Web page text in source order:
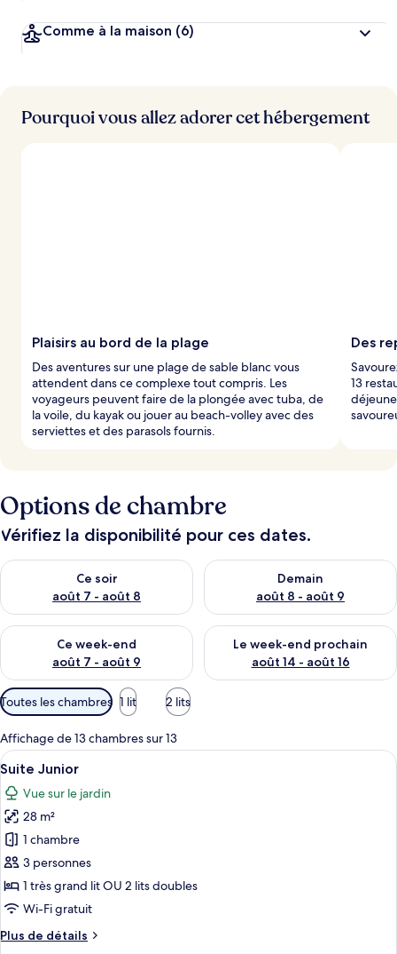
Comme à la maison (6)
Pourquoi vous allez adorer cet hébergement
Plaisirs au bord de la plage
Des aventures sur une plage de sable blanc vous
attendent dans ce complexe tout compris. Les
voyageurs peuvent faire de la plongée avec tuba, de
la voile, du kayak ou jouer au beach-volley avec des
serviettes et des parasols fournis.
Des
13
Options de chambre
Vérifiez la disponibilité pour ces dates.
Ce soir
août 7 - août 8
Vérifier la disponibilité pour ce soir août 7 - août 8
Demain
août 8 - août 9
Vérifier la disponibilité pour
Ce week-end
août 7 - août 9
Vérifier la disponibilité pour ce week-end août 7 - août 9
Le week-end prochain
août 14 - août 16
Vérifier la disponibilité pour
Filtres
disponibles
pour
les
chambres
Toutes les chambres 1 lit 2 lits
Affichage de 13 chambres sur 13
Afficher
toutes
les
photos
pour
ce
type
de
chambre :
Suite
Un lit à baldaquin avec des tables de
9
Suite Junior
Vue sur le jardin
28 m²
1 chambre
3 personnes
1 très grand lit OU 2 lits doubles
Wi-Fi gratuit
Plus de détails
Plus